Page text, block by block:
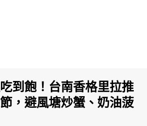
到飽！台南香格里拉推
，避風塘炒蟹、奶油菠